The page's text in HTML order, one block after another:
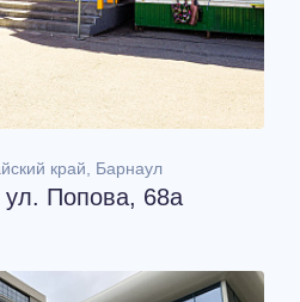
край, Барнаул
Попова, 68а